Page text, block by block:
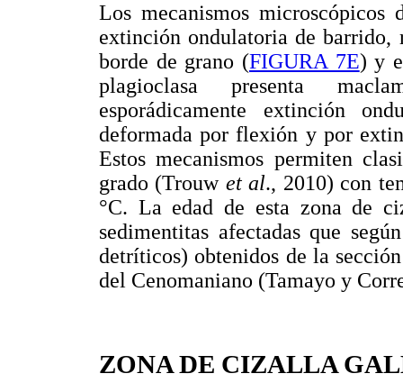
Los mecanismos microscópicos
extinción ondulatoria de
borde de grano (FIGURA 7E) y
plagioclasa presenta
esporádicamente extinción
deformada por flexión y por
Estos mecanismos permiten
grado (Trouw et al., 2010) con
°C. La edad de esta zona de
sedimentitas afectadas que
detríticos) obtenidos de la
del Cenomaniano (Tamayo y
ZONA DE CIZALLA